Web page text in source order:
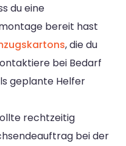
du eine
bereit hast
, die du
bei Bedarf
geplante Helfer
rechtzeitig
bei der